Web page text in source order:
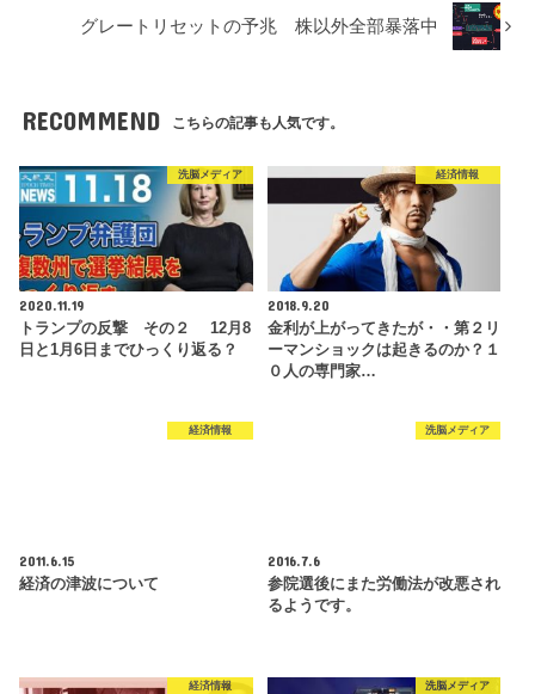
グレートリセットの予兆 株以外全部暴落中
RECOMMEND こちらの記事も人気です。
洗脳メディア
2020.11.19
トランプの反撃 その２ 12月8
日と1月6日までひっくり返る？
経済情報
2018.9.20
金利が上がってきたが・・第２リ
ーマンショックは起きるのか？１
０人の専門家…
経済情報
2011.6.15
経済の津波について
洗脳メディア
2016.7.6
参院選後にまた労働法が改悪され
るようです。
経済情報 洗脳メディア